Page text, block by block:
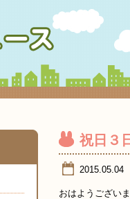
祝日３
2015.05.04
おはようござい